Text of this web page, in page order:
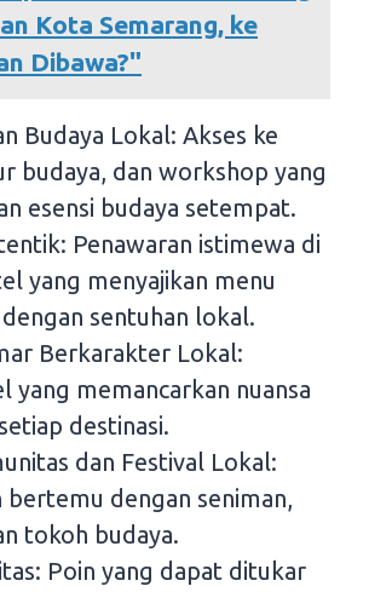
Kota Semarang, ke
Dibawa?"
Budaya Lokal: Akses ke
budaya, dan workshop yang
esensi budaya setempat.
Penawaran istimewa di
yang menyajikan menu
dengan sentuhan lokal.
Berkarakter Lokal:
yang memancarkan nuansa
destinasi.
dan Festival Lokal:
bertemu dengan seniman,
tokoh budaya.
Poin yang dapat ditukar